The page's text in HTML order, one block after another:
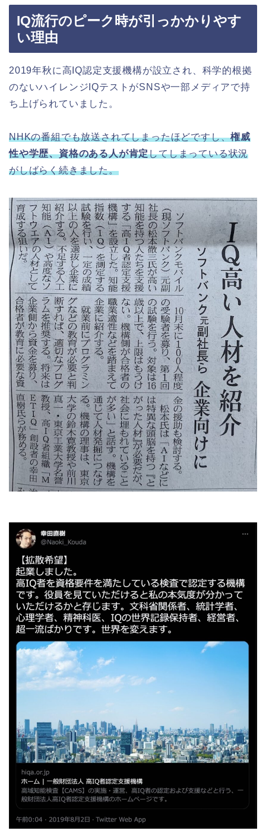
IQ流行のピーク時が引っかかりやす
い理由
2019年秋に高IQ認定支援機構が設立され、科学的根拠
のないハイレンジIQテストがSNSや一部メディアで持
ち上げられていました。
NHKの番組でも放送されてしまったほどですし、権威
性や学歴、資格のある人が肯定してしまっている状況
がしばらく続きました。